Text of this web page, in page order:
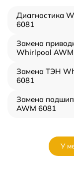
Диагностика
6081
Замена
Whirlpool
Замена ТЭН
6081
Замена
AWM 6081
У